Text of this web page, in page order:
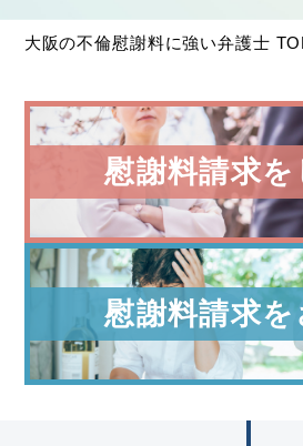
大阪の不倫慰謝料に強い弁護士
慰謝料請求を
慰謝料請求を